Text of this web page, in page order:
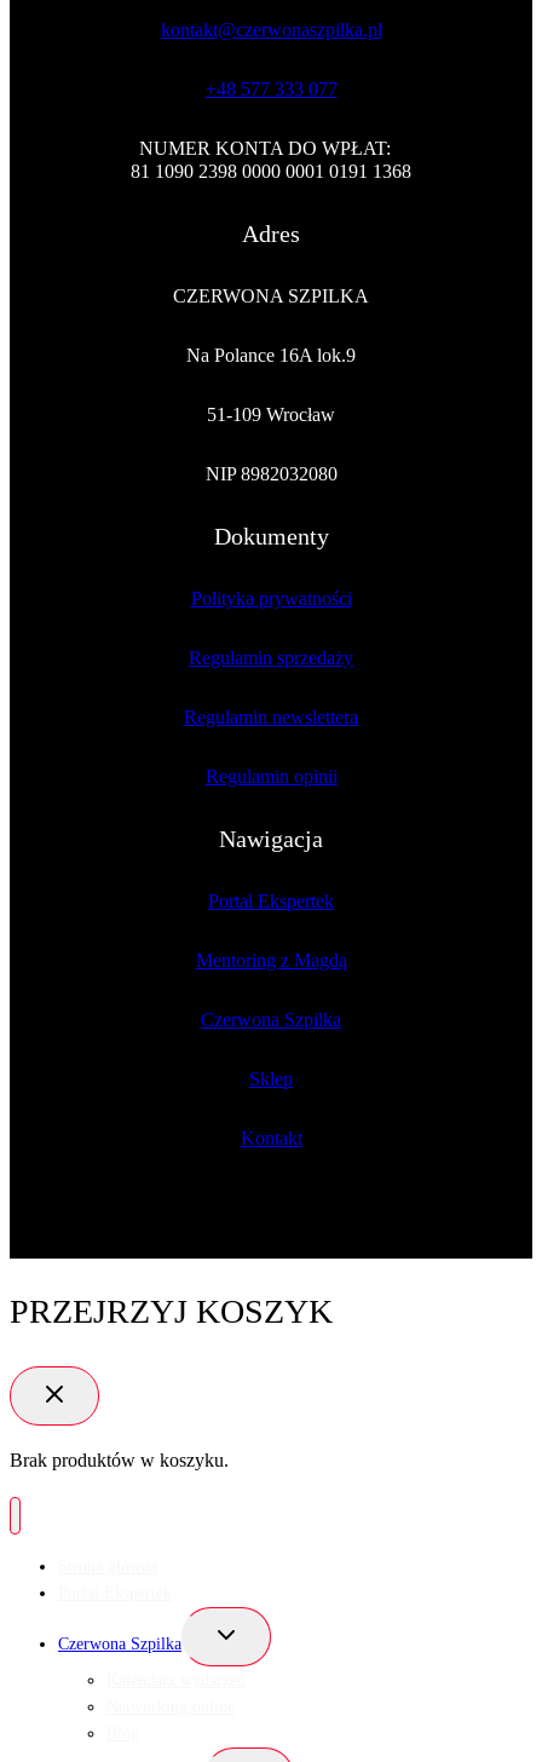
kontakt@czerwonaszpilka.pl
+48 577 333 077
NUMER KONTA DO WPŁAT:
81 1090 2398 0000 0001 0191 1368
Adres
CZERWONA SZPILKA
Na Polance 16A lok.9
51-109 Wrocław
NIP 8982032080
Dokumenty
Polityka prywatności
Regulamin sprzedaży
Regulamin newslettera
Regulamin opinii
Nawigacja
Portal Ekspertek
Mentoring z Magdą
Czerwona Szpilka
Sklep
Kontakt
PRZEJRZYJ KOSZYK
Brak produktów w koszyku.
Czerwona Szpilka
Przełącz
podrzędne